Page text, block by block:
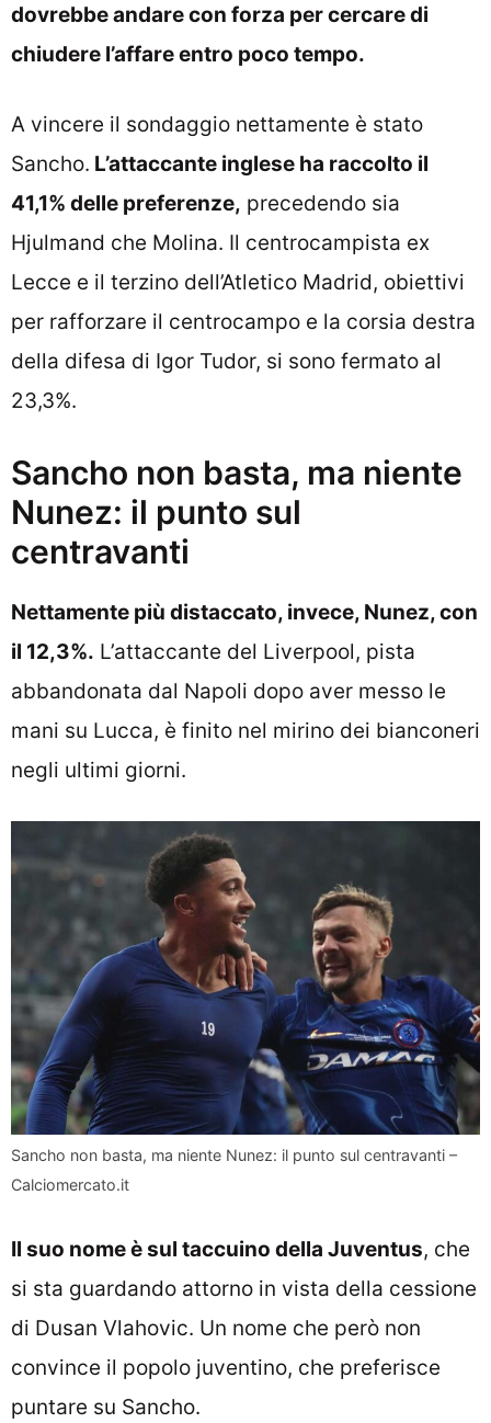
dovrebbe andare con forza per cercare di
chiudere l’affare entro poco tempo.
A vincere il sondaggio nettamente è stato
Sancho. L’attaccante inglese ha raccolto il
41,1% delle preferenze, precedendo sia
Hjulmand che Molina. Il centrocampista ex
Lecce e il terzino dell’Atletico Madrid, obiettivi
per rafforzare il centrocampo e la corsia destra
della difesa di Igor Tudor, si sono fermato al
23,3%.
Sancho non basta, ma niente
Nunez: il punto sul
centravanti
Nettamente più distaccato, invece, Nunez, con
il 12,3%. L’attaccante del Liverpool, pista
abbandonata dal Napoli dopo aver messo le
mani su Lucca, è finito nel mirino dei bianconeri
negli ultimi giorni.
Sancho non basta, ma niente Nunez: il punto sul centravanti –
Calciomercato.it
Il suo nome è sul taccuino della Juventus, che
si sta guardando attorno in vista della cessione
di Dusan Vlahovic. Un nome che però non
convince il popolo juventino, che preferisce
puntare su Sancho.